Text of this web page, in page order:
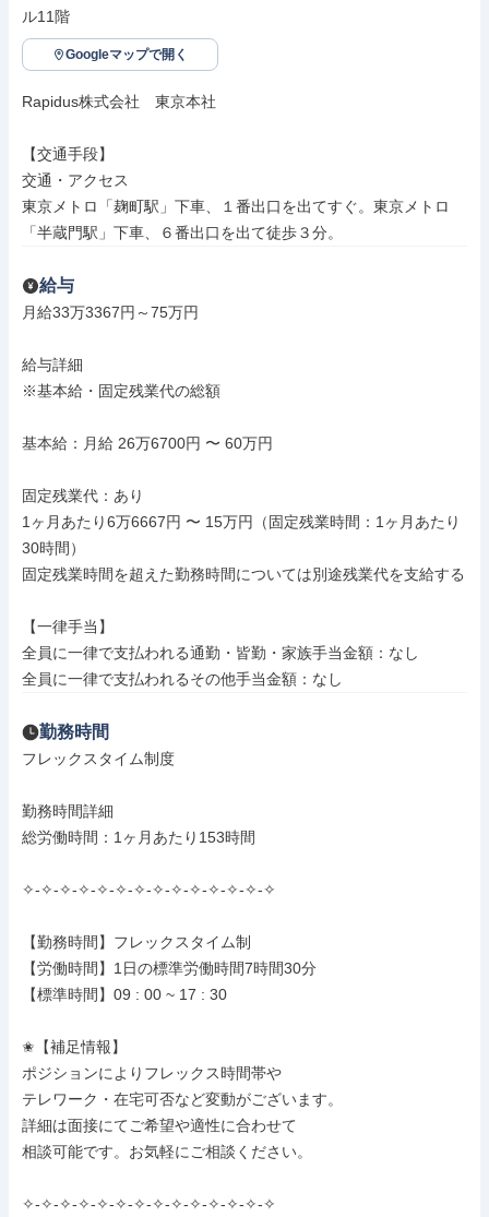
ル11階
Googleマップで開く
Rapidus株式会社　東京本社
【交通手段】
交通・アクセス
東京メトロ「麹町駅」下車、１番出口を出てすぐ。東京メトロ
「半蔵門駅」下車、６番出口を出て徒歩３分。
給与
月給33万3367円～75万円
給与詳細
※基本給・固定残業代の総額
基本給：月給 26万6700円 〜 60万円
固定残業代：あり
1ヶ月あたり6万6667円 〜 15万円（固定残業時間：1ヶ月あたり
30時間）
固定残業時間を超えた勤務時間については別途残業代を支給する
【一律手当】
全員に一律で支払われる通勤・皆勤・家族手当金額：なし
全員に一律で支払われるその他手当金額：なし
勤務時間
フレックスタイム制度
勤務時間詳細
総労働時間：1ヶ月あたり153時間
✧-✧-✧-✧-✧-✧-✧-✧-✧-✧-✧-✧-✧-✧
【勤務時間】フレックスタイム制
【労働時間】1日の標準労働時間7時間30分
【標準時間】09 : 00 ~ 17 : 30
✬【補足情報】
ポジションによりフレックス時間帯や
テレワーク・在宅可否など変動がございます。
詳細は面接にてご希望や適性に合わせて
相談可能です。お気軽にご相談ください。
✧-✧-✧-✧-✧-✧-✧-✧-✧-✧-✧-✧-✧-✧